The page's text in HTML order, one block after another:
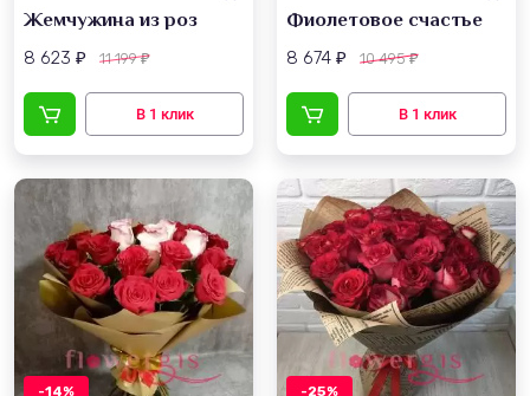
Жемчужина из роз
8 623 ₽ 11 199₽
Фиолетовое счастье
8 674 ₽ 10 495₽
-14% -25%